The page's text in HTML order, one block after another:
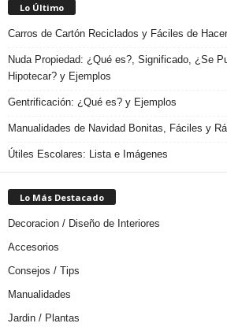
Lo Último
Carros de Cartón Reciclados y Fáciles de
Nuda Propiedad: ¿Qué es?, Significado, ¿Se
Hipotecar? y Ejemplos
Gentrificación: ¿Qué es? y Ejemplos
Manualidades de Navidad Bonitas, Fáciles y
Útiles Escolares: Lista e Imágenes
Lo Más Destacado
Decoracion / Diseño de Interiores
Accesorios
Consejos / Tips
Manualidades
Jardin / Plantas